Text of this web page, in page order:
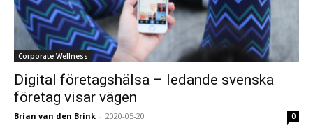
Corporate Wellness
Digital företagshälsa – ledande svenska
företag visar vägen
Brian van den Brink - 2020-05-20 0